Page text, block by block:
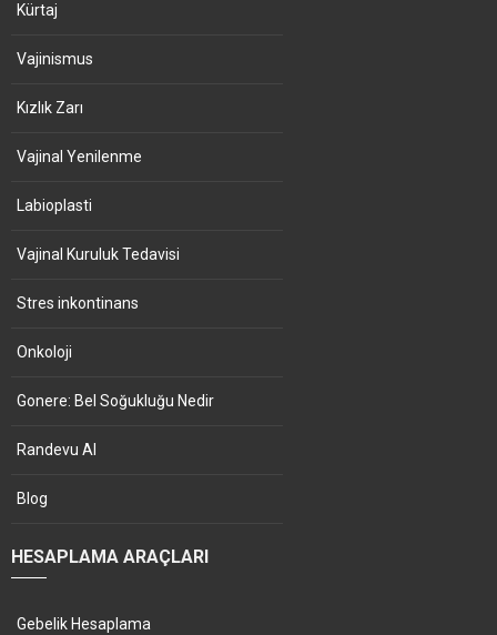
Kürtaj
Vajinismus
Kızlık Zarı
Vajinal Yenilenme
Labioplasti
Vajinal Kuruluk Tedavisi
Stres inkontinans
Onkoloji
Gonere: Bel Soğukluğu Nedir
Randevu Al
Blog
HESAPLAMA ARAÇLARI
Gebelik Hesaplama